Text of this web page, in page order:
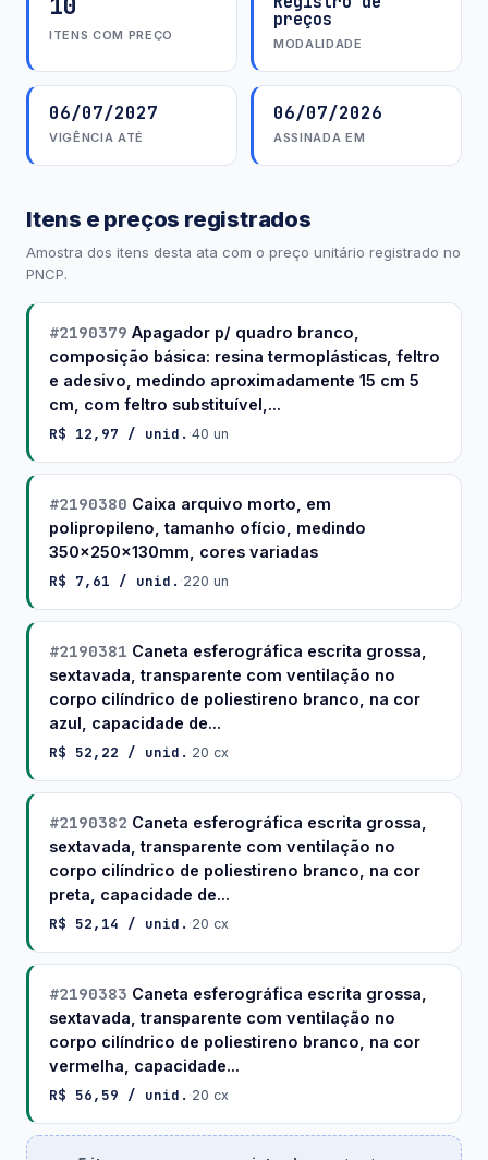
ITENS COM PREÇO
preços
MODALIDADE
06/07/2027
VIGÊNCIA ATÉ
06/07/2026
ASSINADA EM
Itens e preços registrados
Amostra dos itens desta ata com o preço unitário registrado no
PNCP.
#2190379 Apagador p/ quadro branco,
composição básica: resina termoplásticas, feltro
e adesivo, medindo aproximadamente 15 cm 5
cm, com feltro substituível,...
R$ 12,97 / unid. ·40 un
#2190380 Caixa arquivo morto, em
polipropileno, tamanho ofício, medindo
350x250x130mm, cores variadas
R$ 7,61 / unid. ·220 un
#2190381 Caneta esferográfica escrita grossa,
sextavada, transparente com ventilação no
corpo cilíndrico de poliestireno branco, na cor
azul, capacidade de...
R$ 52,22 / unid. ·20 cx
#2190382 Caneta esferográfica escrita grossa,
sextavada, transparente com ventilação no
corpo cilíndrico de poliestireno branco, na cor
preta, capacidade de...
R$ 52,14 / unid. ·20 cx
#2190383 Caneta esferográfica escrita grossa,
sextavada, transparente com ventilação no
corpo cilíndrico de poliestireno branco, na cor
vermelha, capacidade...
R$ 56,59 / unid. ·20 cx